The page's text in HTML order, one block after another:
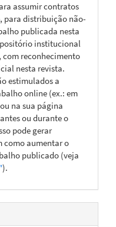
assumir contratos
para distribuição não-
publicada nesta
institucional
reconhecimento
nesta revista.
estimulados a
online (ex.: em
na sua página
ou durante o
pode gerar
como aumentar o
publicado (veja
).